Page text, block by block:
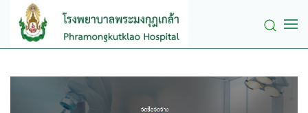
Skip to main content